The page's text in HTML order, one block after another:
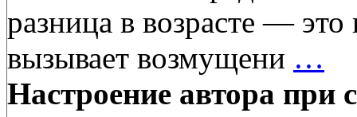
разница в возрасте —
вызывает возмущени …
Настроение автора при